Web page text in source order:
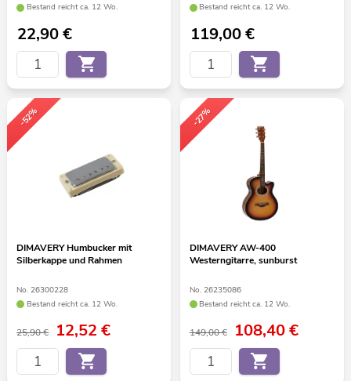
Bestand reicht ca. 12 Wo.
22,90€
Bestand reicht ca. 12 Wo.
119,00€
-52%
DIMAVERY Humbucker mit
Silberkappe und Rahmen
No. 26300228
Bestand reicht ca. 12 Wo.
25,90 € 12,52€
-27%
DIMAVERY AW-400
Westerngitarre, sunburst
No. 26235086
Bestand reicht ca. 12 Wo.
149,00 € 108,40€